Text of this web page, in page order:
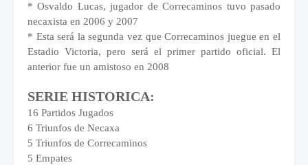
* Osvaldo Lucas, jugador de Correcaminos tuvo pasado
necaxista en 2006 y 2007
* Esta será la segunda vez que Correcaminos juegue en el
Estadio Victoria, pero será el primer partido oficial. El
anterior fue un amistoso en 2008
SERIE HISTORICA:
16 Partidos Jugados
6 Triunfos de Necaxa
5 Triunfos de Correcaminos
5 Empates